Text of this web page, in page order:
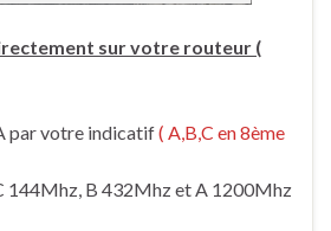
sur votre routeur (
par votre indicatif( A,B,C en 8ème
144Mhz, B 432Mhz et A 1200Mhz